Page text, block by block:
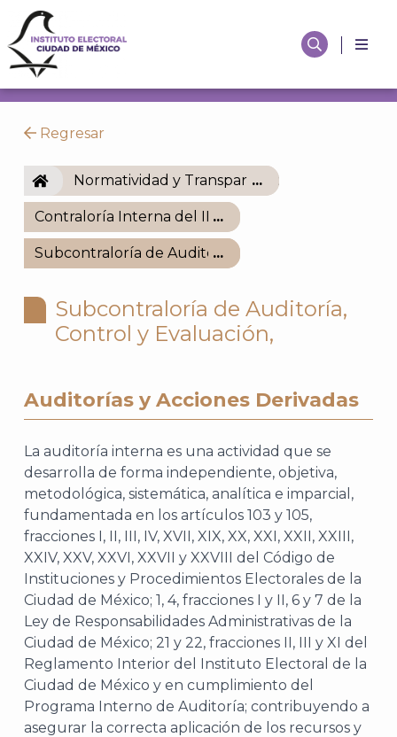
Regresar
IECMNormatividad y Transparencia
Contraloría Interna del IECM
Subcontraloría de Auditoría, Control y Evaluación,
Subcontraloría de Auditoría,
Control y Evaluación,
Auditorías y Acciones Derivadas
La auditoría interna es una actividad que se
desarrolla de forma independiente, objetiva,
metodológica, sistemática, analítica e imparcial,
fundamentada en los artículos 103 y 105,
fracciones I, II, III, IV, XVII, XIX, XX, XXI, XXII, XXIII,
XXIV, XXV, XXVI, XXVII y XXVIII del Código de
Instituciones y Procedimientos Electorales de la
Ciudad de México; 1, 4, fracciones I y II, 6 y 7 de la
Ley de Responsabilidades Administrativas de la
Ciudad de México; 21 y 22, fracciones II, III y XI del
Reglamento Interior del Instituto Electoral de la
Ciudad de México y en cumplimiento del
Programa Interno de Auditoría; contribuyendo a
asegurar la correcta aplicación de los recursos y